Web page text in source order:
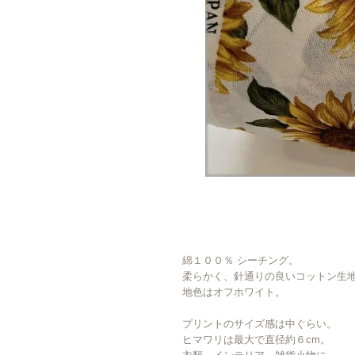
綿１００％ シーチング。
柔らかく、針通りの良いコットン生
地色はオフホワイト。
プリントのサイズ感は中ぐらい。
ヒマワリは最大で直径約６cm。